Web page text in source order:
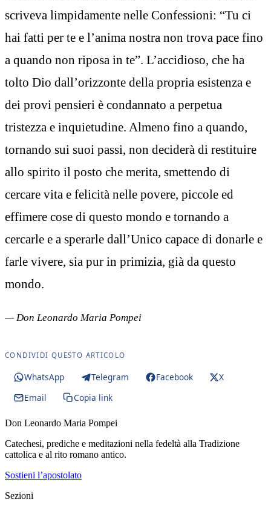
scriveva limpidamente nelle Confessioni: “Tu ci
hai fatti per te e l’anima nostra non trova pace fino
a quando non riposa in te”. L’accidioso, che ha
tolto Dio dall’orizzonte della propria esistenza e
dei provi pensieri è condannato a perpetua
tristezza e inquietudine. Almeno fino a quando,
tornando sui suoi passi, non deciderà di restituire
allo spirito il posto che merita, smettendo di
cercare vita e felicità nelle povere, piccole ed
effimere cose di questo mondo e tornando a
cercarle e a sperarle dall’Unico capace di donarle e
farle vivere, sia pur in primizia, già da questo
mondo.
— Don Leonardo Maria Pompei
CONDIVIDI QUESTO ARTICOLO
WhatsApp Telegram Facebook
X
Email
Copia link
Don Leonardo Maria Pompei
Catechesi, prediche e meditazioni nella fedeltà alla Tradizione
cattolica e al rito romano antico.
Sostieni l’apostolato
Sezioni